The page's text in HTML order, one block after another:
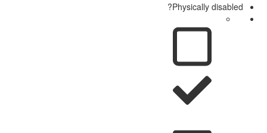
Physically disabled?